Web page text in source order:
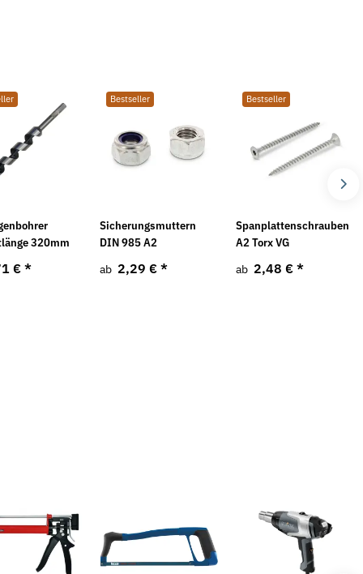
320mm
€ *
Bestseller
Sicherungsmuttern
DIN 985 A2
ab 2,29 € *
Bestseller
Spanplattenschrauben
A2 Torx VG
ab 2,48 € *